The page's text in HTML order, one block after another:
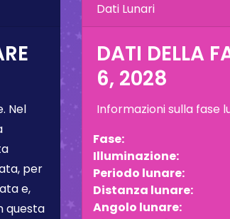
. Nel
per
e,
questa
Dati Lunari
DATI DELLA
6, 2028
Informazioni sulla fase
Fase:
Illuminazione:
Periodo lunare:
Distanza lunare:
Angolo lunare: